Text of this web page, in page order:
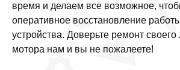
время и делаем все возможное,
оперативное восстановление
устройства. Доверьте ремонт своего
мотора нам и вы не пожалеете!